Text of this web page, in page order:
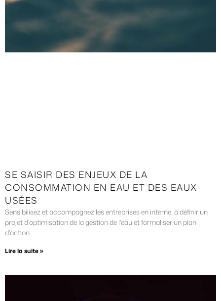
SE SAISIR DES ENJEUX DE LA
CONSOMMATION EN EAU ET DES EAUX
USÉES
Sensibilisez et accompagnez les entreprises en interne, à définir un
projet d’optimisation de la gestion de l’eau et formaliser un plan
d’action.
Lire la suite »